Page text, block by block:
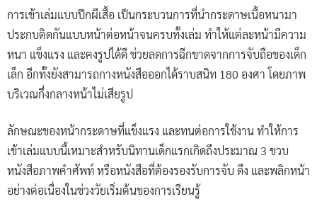
การเข้าเล่มแบบปีกผีเสื้อ เป็นกระบวนการที่นำกระดาษเนื้อหนามา
ประกบติดกันแบบหน้าต่อหน้าจนครบทั้งเล่ม ทำให้แต่ละหน้ามีความ
หนา แข็งแรง และคงรูปได้ดี ช่วยลดการฉีกขาดจากการจับถือของเด็ก
เล็ก อีกทั้งยังสามารถกางหนังสือออกได้ราบสนิท 180 องศา โดยภาพ
บริเวณกึ่งกลางหน้าไม่เสียรูป
ลักษณะของหน้ากระดาษที่แข็งแรง และทนต่อการใช้งาน ทำให้การ
เข้าเล่มแบบนี้เหมาะสำหรับนิทานเด็กแรกเกิดถึงประมาณ 3 ขวบ
หนังสือภาพคำศัพท์ หรือหนังสือที่ต้องรองรับการจับ ดึง และพลิกหน้า
อย่างต่อเนื่องในช่วงวัยเริ่มต้นของการเรียนรู้